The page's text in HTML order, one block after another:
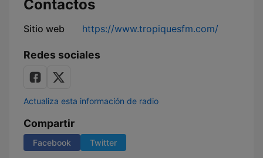
Contactos
Sitio web https://www.tropiquesfm.com/
Redes sociales
Actualiza esta información de radio
Compartir
Facebook Twitter